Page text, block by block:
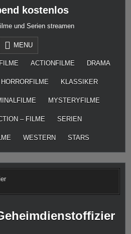
kostenlos
und Serien streamen
MENU
ACTIONFILME DRAMA
HORRORFILME KLASSIKER
MYSTERYFILME
– FILME SERIEN
WESTERN STARS